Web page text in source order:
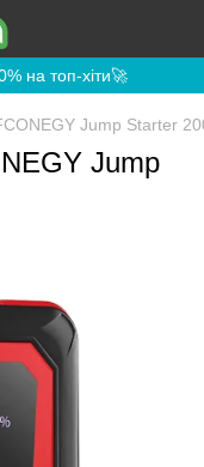
на топ-хіти🚀
Jump Starter
Jump